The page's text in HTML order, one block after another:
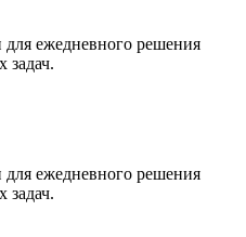
ежедневного решения
задач.
ежедневного решения
задач.